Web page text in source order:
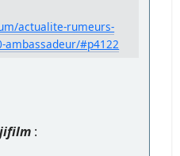
actualite-rumeurs-
#p4122
: